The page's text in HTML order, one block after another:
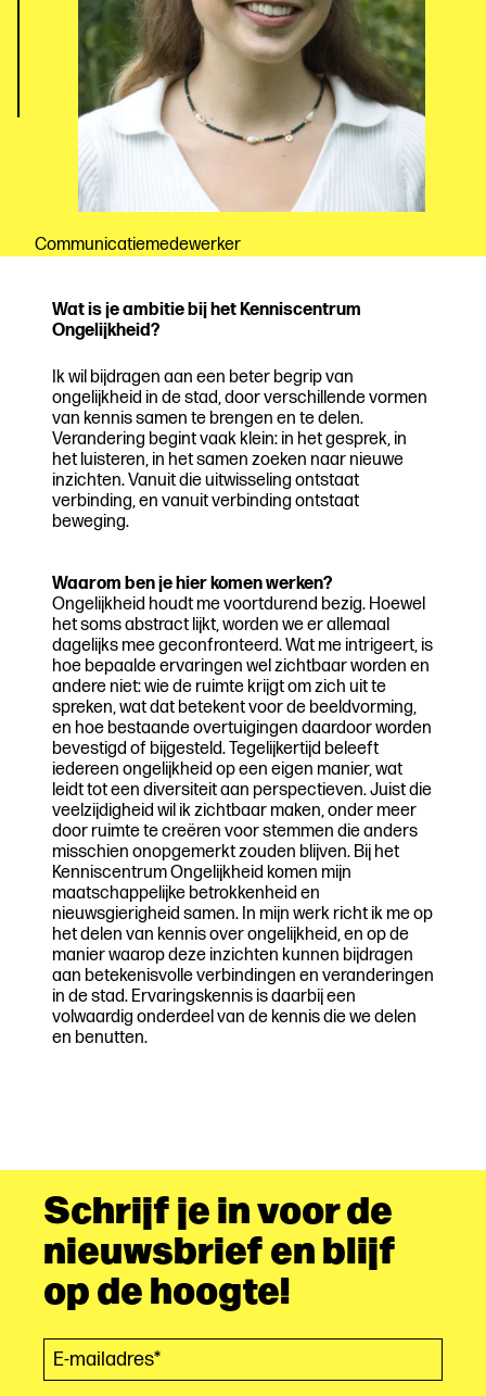
Communicatiemedewerker
Wat is je ambitie bij het Kenniscentrum
Ongelijkheid?
Ik wil bijdragen aan een beter begrip van
ongelijkheid in de stad, door verschillende vormen
van kennis samen te brengen en te delen.
Verandering begint vaak klein: in het gesprek, in
het luisteren, in het samen zoeken naar nieuwe
inzichten. Vanuit die uitwisseling ontstaat
verbinding, en vanuit verbinding ontstaat
beweging.
Waarom ben je hier komen werken?
Ongelijkheid houdt me voortdurend bezig. Hoewel
het soms abstract lijkt, worden we er allemaal
dagelijks mee geconfronteerd. Wat me intrigeert, is
hoe bepaalde ervaringen wel zichtbaar worden en
andere niet: wie de ruimte krijgt om zich uit te
spreken, wat dat betekent voor de beeldvorming,
en hoe bestaande overtuigingen daardoor worden
bevestigd of bijgesteld. Tegelijkertijd beleeft
iedereen ongelijkheid op een eigen manier, wat
leidt tot een diversiteit aan perspectieven. Juist die
veelzijdigheid wil ik zichtbaar maken, onder meer
door ruimte te creëren voor stemmen die anders
misschien onopgemerkt zouden blijven. Bij het
Kenniscentrum Ongelijkheid komen mijn
maatschappelijke betrokkenheid en
nieuwsgierigheid samen. In mijn werk richt ik me op
het delen van kennis over ongelijkheid, en op de
manier waarop deze inzichten kunnen bijdragen
aan betekenisvolle verbindingen en veranderingen
in de stad. Ervaringskennis is daarbij een
volwaardig onderdeel van de kennis die we delen
en benutten.
Schrijf je in voor de
nieuwsbrief en blijf
op de hoogte!